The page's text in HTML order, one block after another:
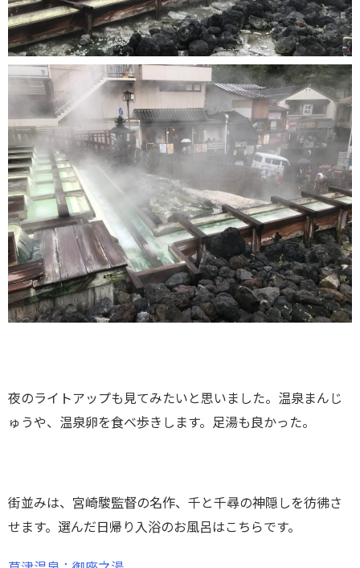
夜のライトアップも見てみたいと思いました。温泉まんじ
ゅうや、温泉卵を食べ歩きします。足湯も良かった。
街並みは、宮崎駿監督の名作、千と千尋の神隠しを彷彿さ
せます。選んだ日帰り入浴のお風呂はこちらです。